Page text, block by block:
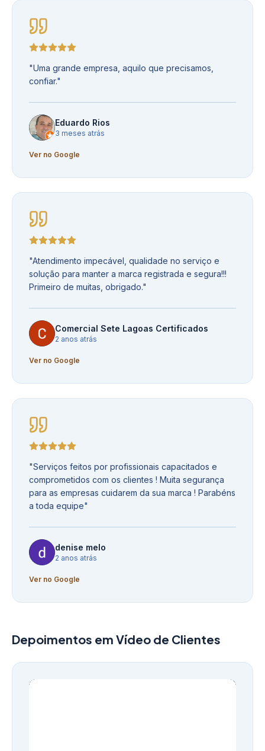
"Uma grande empresa, aquilo que precisamos,
confiar."
Eduardo Rios
3 meses atrás
Ver no Google
"Atendimento impecável, qualidade no serviço e
solução para manter a marca registrada e segura!!!
Primeiro de muitas, obrigado."
Comercial Sete Lagoas Certificados
2 anos atrás
Ver no Google
"Serviços feitos por profissionais capacitados e
comprometidos com os clientes ! Muita segurança
para as empresas cuidarem da sua marca ! Parabéns
a toda equipe"
denise melo
2 anos atrás
Ver no Google
Depoimentos em Vídeo de Clientes